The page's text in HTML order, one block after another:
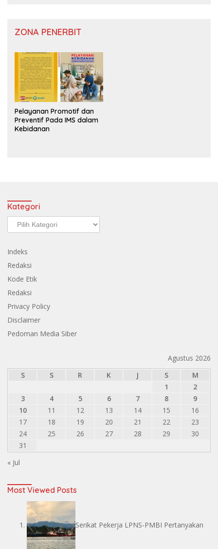
ZONA PENERBIT
Pelayanan Promotif dan
Preventif Pada IMS dalam
Kebidanan
Kategori
Kategori
Indeks
Redaksi
Kode Etik
Redaksi
Privacy Policy
Disclaimer
Pedoman Media Siber
Agustus 2026
S
S R K J S
M
1
2
3
4 5 6 7 8
9
10
11 12 13 14 15
16
17
18 19 20 21 22
23
24
25 26 27 28 29
30
31
« Jul
Most Viewed Posts
Serikat Pekerja LPNS-PMBI Pertanyakan